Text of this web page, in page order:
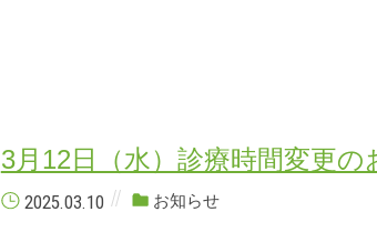
3月12日（水）診療時間変更の
2025.03.10 お知らせ